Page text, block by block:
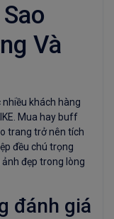
Và
khách hàng
Mua hay buff
trang trở nên tích
đều chú trọng
đẹp trong lòng
đánh giá